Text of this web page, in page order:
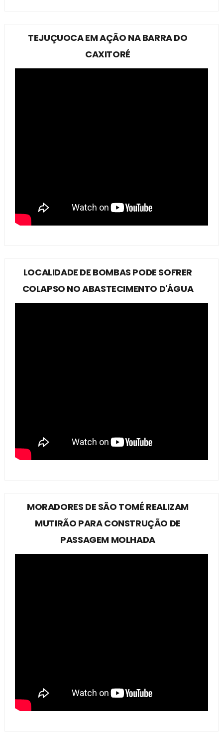
TEJUÇUOCA EM AÇÃO NA BARRA DO
CAXITORÉ
LOCALIDADE DE BOMBAS PODE SOFRER
COLAPSO NO ABASTECIMENTO D'ÁGUA
MORADORES DE SÃO TOMÉ REALIZAM
MUTIRÃO PARA CONSTRUÇÃO DE
PASSAGEM MOLHADA